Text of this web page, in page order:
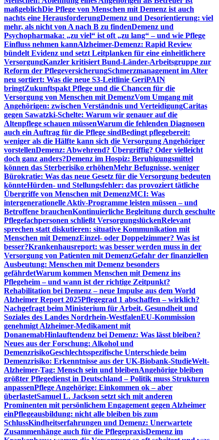
maßgeblichDie Pflege von Menschen mit Demenz ist auch
nachts eine HerausforderungDemenz und Desorientierung: viel
mehr, als nicht von A nach B zu findenDemenz und
Psychopharmaka: „zu viel“ ist oft „zu lang“ – und wie Pflege
Einfluss nehmen kannAlzheimer-Demenz: Rapid Review
bündelt Evidenz und setzt Leitplanken für eine einheitlichere
VersorgungKanzler kritisiert Bund-Länder-Arbeitsgruppe zur
Reform der PflegeversicherungSchmerzmanagement im Alter
neu sortiert: Was die neue S3-Leitlinie GeriPAIN
bringtZukunftspakt Pflege und die Chancen für die
Versorgung von Menschen mit DemenzVom Umgang mit
Angehörigen: zwischen Verständnis und VerteidigungCaritas
gegen Sawatzki-Schelte: Warum wir genauer auf die
Altenpflege schauen müssenWarum die fehlenden Diagnosen
auch ein Auftrag für die Pflege sindBedingt pflegebereit:
weniger als die Hälfte kann sich die Versorgung Angehöriger
vorstellenDemenz: Abwehrend? Übergriffig? Oder vielleicht
doch ganz anders?Demenz im Hospiz: Beruhigungsmittel
können das Sterberisiko erhöhenMehr Befugnisse, weniger
Bürokratie: Was das neue Gesetz für die Versorgung bedeuten
könnteHürden- und Stellungsfehler: das provoziert tätliche
Übergriffe von Menschen mit DemenzMCI: Was
intergenerationelle Aktiv-Programme leisten müssen – und
Betroffene brauchenKontinuierliche Begleitung durch geschulte
Pflegefachpersonen schließt VersorgungslückenRelevant
sprechen statt diskutieren: situative Kommunikation mit
Menschen mit DemenzEinzel- oder Doppelzimmer? Was ist
besser?Krankenhausreport: was besser werden muss in der
Versorgung von Patienten mit DemenzGefahr der finanziellen
Ausbeutung: Menschen mit Demenz besonders
gefährdetWarum kommen Menschen mit Demenz ins
Pflegeheim – und wann ist der richtige Zeitpunkt?
Rehabilitation bei Demenz – neue Impulse aus dem World
Alzheimer Report 2025Pflegegrad 1 abschaffen – wirklich?
Nachgefragt beim Ministerium für Arbeit, Gesundheit und
Soziales des Landes Nordrhein-WestfalenEU-Kommission
genehmigt Alzheimer-Medikament mit
DonanemabHinlauftendenz bei Demenz: Was lässt bleiben?
Neues aus der Forschung: Alkohol und
DemenzrisikoGeschlechtsspezifische Unterschiede beim
Demenzrisiko: Erkenntnisse aus der UK-Biobank-StudieWelt-
Alzheimer-Tag: Mensch sein und bleibenAngehörige bleiben
größter Pflegedienst in Deutschland – Politik muss Strukturen
anpassenPflege Angehörige: Einkommen ok – aber
überlastetSamuel L. Jackson setzt sich mit anderen
Prominenten mit persönlichem Engagement gegen Alzheimer
einPflegeausbildung: nicht alle bleiben bis zum
SchlussKindheitserfahrungen und Demenz: Unerwartete
Zusammenhänge auch für die PflegepraxisDemenz im